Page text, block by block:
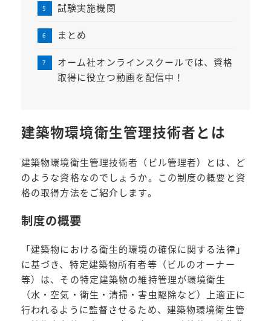
試験実施機関
まとめ
オーム社オンラインスクールでは、資格
取得に役立つ動画を配信中！
建築物環境衛生管理技術者とは
建築物環境衛生管理技術者（ビル管理者）とは、ど
のような資格なのでしょうか。この制度の概要と資
格の取得方法をご紹介します。
制度の概要
「建築物における衛生的環境の確保に関する法律」
に基づき、特定建築物所有者等（ビルのオーナー
等）は、その特定建築物の維持管理が環境衛生
（水・空気・衛生・清掃・害虫駆除など）上適正に
行われるように監督させるため、建築物環境衛生管